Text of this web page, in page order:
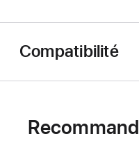
Compatibilité